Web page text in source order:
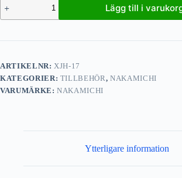
Lägg till i
ARTIKELNR: XJH-17
KATEGORIER: TILLBEHÖR, NAKAMICHI
VARUMÄRKE:NAKAMICHI
Ytterligare information